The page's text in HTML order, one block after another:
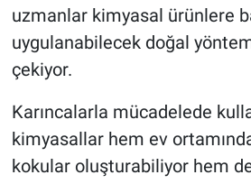
uzmanlar kimyasal ürünlere
uygulanabilecek doğal
çekiyor.
Karıncalarla mücadelede
kimyasallar hem ev
kokular oluşturabiliyor hem de